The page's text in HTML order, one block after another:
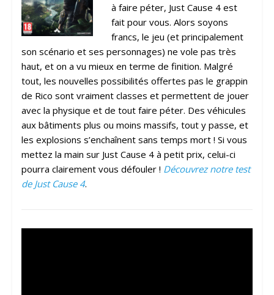
à faire péter, Just Cause 4 est
fait pour vous. Alors soyons
francs, le jeu (et principalement
son scénario et ses personnages) ne vole pas très
haut, et on a vu mieux en terme de finition. Malgré
tout, les nouvelles possibilités offertes pas le grappin
de Rico sont vraiment classes et permettent de jouer
avec la physique et de tout faire péter. Des véhicules
aux bâtiments plus ou moins massifs, tout y passe, et
les explosions s’enchaînent sans temps mort ! Si vous
mettez la main sur Just Cause 4 à petit prix, celui-ci
pourra clairement vous défouler ! Découvrez notre test
de Just Cause 4.